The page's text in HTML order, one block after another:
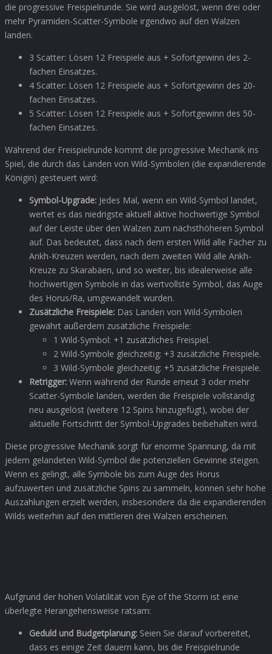
die progressive Freispielrunde. Sie wird ausgelöst, wenn drei oder
mehr Pyramiden-Scatter-Symbole irgendwo auf den Walzen
landen.
3 Scatter: Lösen 12 Freispiele aus + Sofortgewinn des 2-
fachen Einsatzes.
4 Scatter: Lösen 12 Freispiele aus + Sofortgewinn des 20-
fachen Einsatzes.
5 Scatter: Lösen 12 Freispiele aus + Sofortgewinn des 50-
fachen Einsatzes.
Während der Freispielrunde kommt die progressive Mechanik ins
Spiel, die durch das Landen von Wild-Symbolen (die expandierende
Königin) gesteuert wird:
Symbol-Upgrade: Jedes Mal, wenn ein Wild-Symbol landet,
wertet es das niedrigste aktuell aktive hochwertige Symbol
auf der Leiste über den Walzen zum nächsthöheren Symbol
auf. Das bedeutet, dass nach dem ersten Wild alle Fächer zu
Ankh-Kreuzen werden, nach dem zweiten Wild alle Ankh-
Kreuze zu Skarabäen, und so weiter, bis idealerweise alle
hochwertigen Symbole in das wertvollste Symbol, das Auge
des Horus/Ra, umgewandelt wurden.
Zusätzliche Freispiele: Das Landen von Wild-Symbolen
gewährt außerdem zusätzliche Freispiele:
1 Wild-Symbol: +1 zusätzliches Freispiel.
2 Wild-Symbole gleichzeitig: +3 zusätzliche Freispiele.
3 Wild-Symbole gleichzeitig: +5 zusätzliche Freispiele.
Retrigger: Wenn während der Runde erneut 3 oder mehr
Scatter-Symbole landen, werden die Freispiele vollständig
neu ausgelöst (weitere 12 Spins hinzugefügt), wobei der
aktuelle Fortschritt der Symbol-Upgrades beibehalten wird.
Diese progressive Mechanik sorgt für enorme Spannung, da mit
jedem gelandeten Wild-Symbol die potenziellen Gewinne steigen.
Wenn es gelingt, alle Symbole bis zum Auge des Horus
aufzuwerten und zusätzliche Spins zu sammeln, können sehr hohe
Auszahlungen erzielt werden, insbesondere da die expandierenden
Wilds weiterhin auf den mittleren drei Walzen erscheinen.
Aufgrund der hohen Volatilität von Eye of the Storm ist eine
überlegte Herangehensweise ratsam:
Geduld und Budgetplanung: Seien Sie darauf vorbereitet,
dass es einige Zeit dauern kann, bis die Freispielrunde